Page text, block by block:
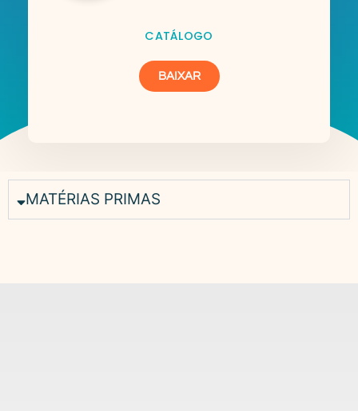
CATÁLOGO
BAIXAR
MATÉRIAS PRIMAS